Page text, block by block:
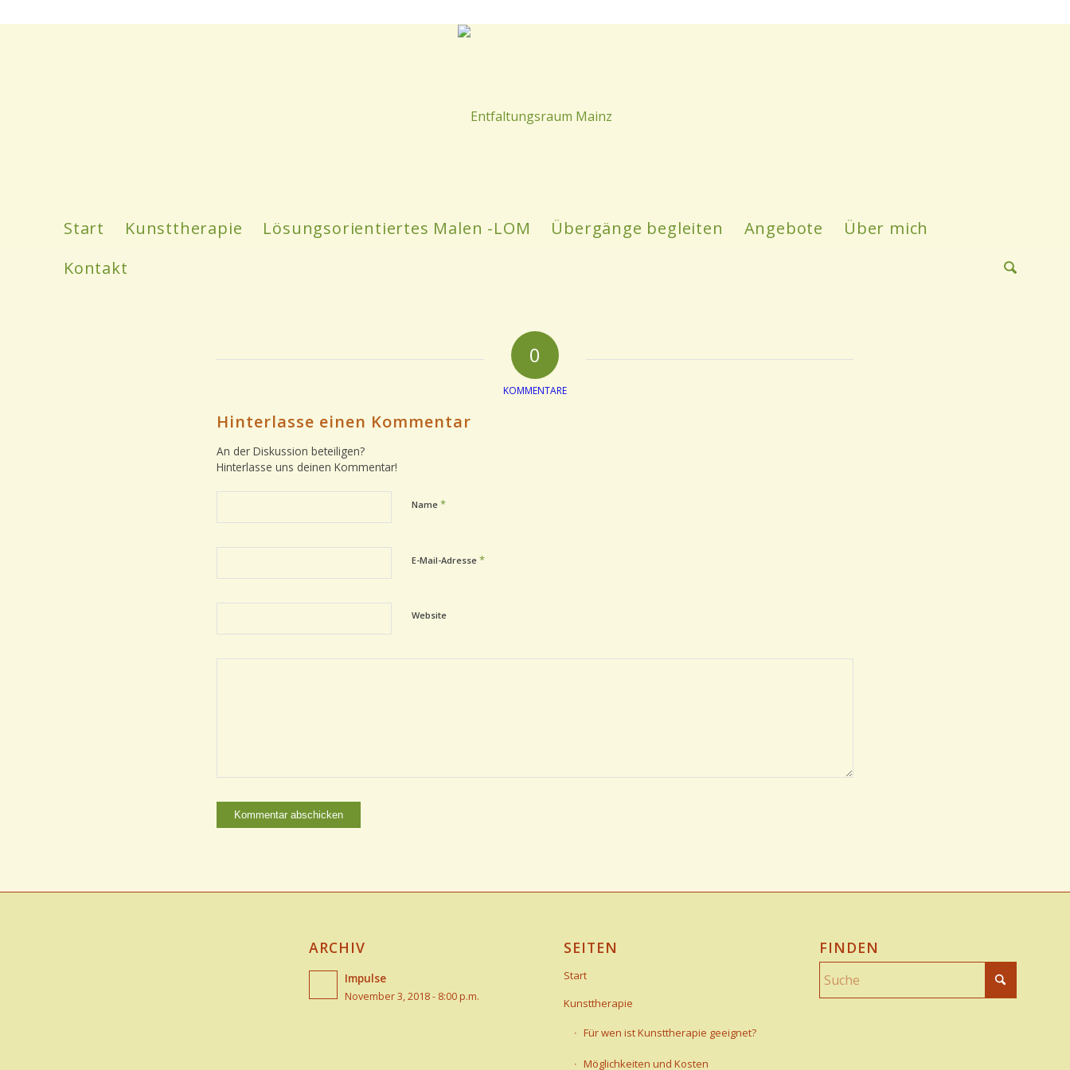
Start Kunsttherapie Lösungsorientiertes Malen -LOM Übergänge begleiten Angebote
Über mich
Kontakt
0
KOMMENTARE
Hinterlasse einen Kommentar
An der Diskussion beteiligen?
Hinterlasse uns deinen Kommentar!
Name *
E-Mail-Adresse *
Website
ARCHIV
Impulse
November 3, 2018 - 8:00 p.m.
SEITEN
Start
Kunsttherapie
Für wen ist Kunsttherapie geeignet?
Möglichkeiten und Kosten
FINDEN